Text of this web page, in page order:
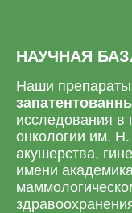
НАУЧНАЯ
Наши препараты
исследования
онкологии им.
акушерства,
имени